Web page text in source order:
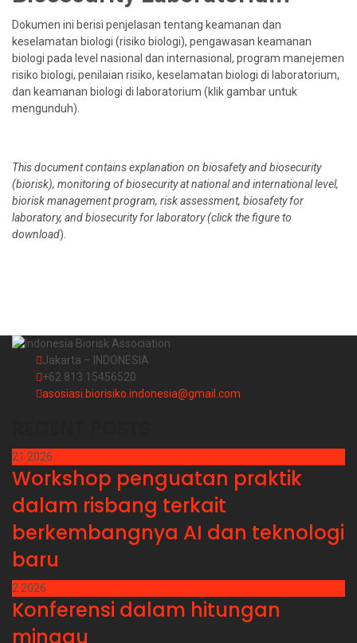
Dokumen ini berisi penjelasan tentang keamanan dan
keselamatan biologi (risiko biologi), pengawasan keamanan
biologi pada level nasional dan internasional, program manejemen
risiko biologi, penilaian risiko, keselamatan biologi di laboratorium,
dan keamanan biologi di laboratorium (klik gambar untuk
mengunduh).
This document contains explanation on biosafety and biosecurity
(biorisk), monitoring of biosecurity at national and international level,
biorisk management program, risk assessment, biosafety for
laboratory, and biosecurity for laboratory(click the figure to
download).
Jakarta – INDONESIA
+62 813 15456520
asosiasi.biorisiko.indonesia@gmail.com
21 2026
Workshop penguatan praktik
dalam risbang terkait
berkembangnya AI dan teknologi
baru
22026
Konferensi dalam hitungan
minggu